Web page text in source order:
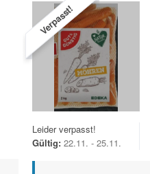
Verpasst!
Leider verpasst!
Gültig: 22.11. - 25.11.